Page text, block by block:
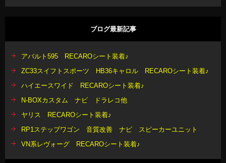
ブログ最新記事
アバルト595 RECAROシート装着♪
ZC33スイフトスポーツ HB36キャロル RECAROシート装着♪
ハイエースワイド RECAROシート装着♪
N-BOXカスタム ナビ ドラレコ他
ヤリス RECAROシート装着♪
RP1ステップワゴン 音質改善 ナビ スピーカーユニット
VN系レヴォーグ RECAROシート装着♪